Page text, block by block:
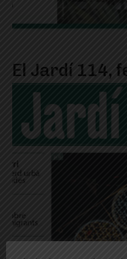
El Jardí 114,